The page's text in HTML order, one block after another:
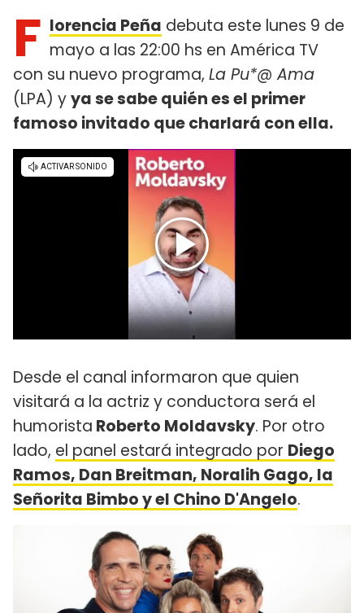
F lorencia Peña debuta este lunes 9 de
mayo a las 22:00 hs en América TV
con su nuevo programa, La Pu*@ Ama
(LPA) yya se sabe quién es el primer
famoso invitado que charlará con ella.
Desde el canal informaron que quien
visitará a la actriz y conductora será el
humorista Roberto Moldavsky. Por otro
lado, el panel estará integrado por Diego
Ramos, Dan Breitman, Noralih Gago, la
Señorita Bimbo y el Chino D'Angelo.